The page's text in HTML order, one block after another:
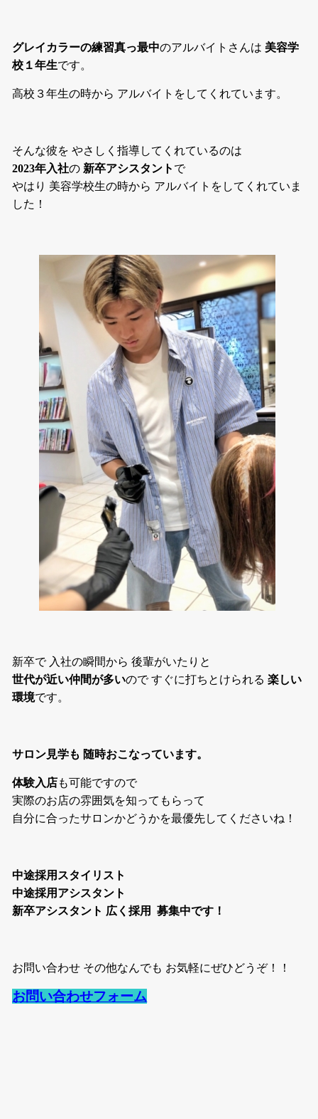
グレイカラーの練習真っ最中のアルバイトさんは 美容学
校１年生です。
高校３年生の時から アルバイトをしてくれています。
そんな彼を やさしく指導してくれているのは
2023年入社の 新卒アシスタント で
やはり 美容学校生の時から アルバイトをしてくれていま
した！
新卒で 入社の瞬間から 後輩がいたりと
世代が近い仲間が多いので すぐに打ちとけられる楽しい
環境です。
サロン見学も 随時おこなっています。
体験入店も可能ですので
実際のお店の雰囲気を知ってもらって
自分に合ったサロンかどうかを最優先してくださいね！
中途採用スタイリスト
中途採用アシスタント
新卒アシスタント 広く採用 募集中です！
お問い合わせ その他なんでも お気軽にぜひどうぞ！！
お問い合わせフォーム